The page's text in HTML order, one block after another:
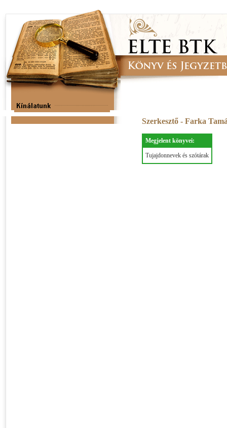
Szerkesztő - Farka
Megjelent könyvei:
Tujajdonnevek és szótárak